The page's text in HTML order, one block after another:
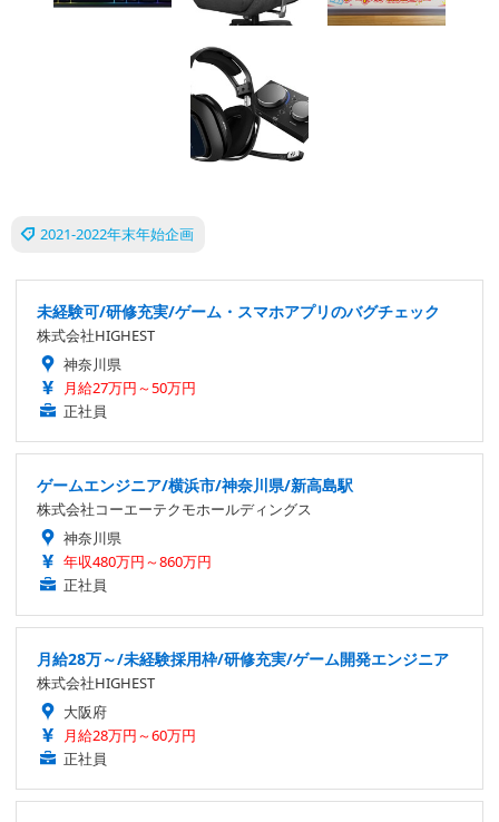
2021-2022年末年始企画
未経験可/研修充実/ゲーム・スマホアプリのバグチェック
株式会社HIGHEST
神奈川県
月給27万円～50万円
正社員
ゲームエンジニア/横浜市/神奈川県/新高島駅
株式会社コーエーテクモホールディングス
神奈川県
年収480万円～860万円
正社員
月給28万～/未経験採用枠/研修充実/ゲーム開発エンジニア
株式会社HIGHEST
大阪府
月給28万円～60万円
正社員